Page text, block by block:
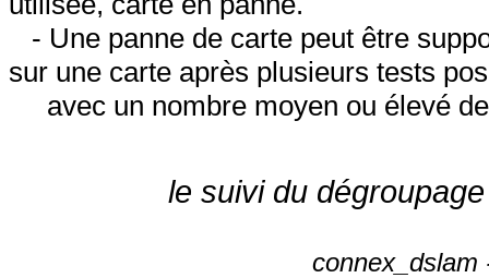
- Une panne de carte peut être
sur une carte après plusieurs tests
avec un nombre moyen ou élevé
le suivi du
connex_dslam